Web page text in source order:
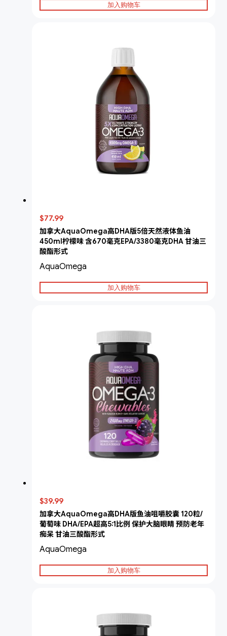
加入购物车
$77.99
加拿大AquaOmega高DHA版5倍天然液体鱼油
450ml柠檬味 含670毫克EPA/3380毫克DHA 甘油三
酸酯形式
AquaOmega
加入购物车
$39.99
加拿大AquaOmega高DHA版鱼油咀嚼胶囊 120粒/
葡萄味 DHA/EPA超高5:1比例 保护大脑眼睛 预防老年
痴呆 甘油三酸酯形式
AquaOmega
加入购物车